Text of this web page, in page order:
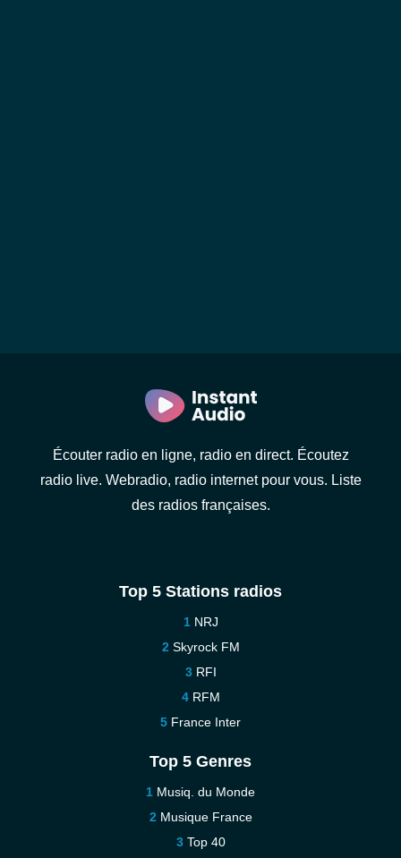
Écouter radio en ligne, radio en direct. Écoutez
radio live. Webradio, radio internet pour vous. Liste
des radios françaises.
Top 5 Stations radios
NRJ
Skyrock FM
RFI
RFM
France Inter
Top 5 Genres
Musiq. du Monde
Musique France
Top 40